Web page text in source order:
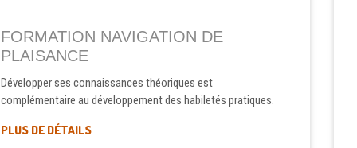
FORMATION NAVIGATION DE
PLAISANCE
Développer ses connaissances théoriques est
complémentaire au développement des habiletés pratiques.
PLUS DE DÉTAILS